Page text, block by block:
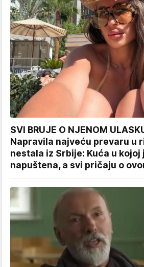
SVI BRUJE O NJENOM
Napravila najveću prevaru u
nestala iz Srbije: Kuća u kojoj
napuštena, a svi pričaju o